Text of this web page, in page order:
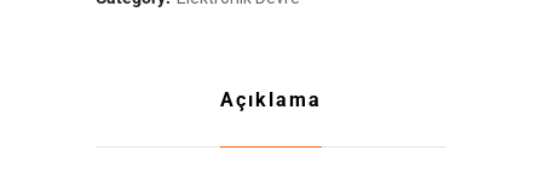
Açıklama